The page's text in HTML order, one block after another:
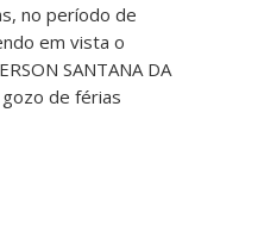
no período de
em vista o
SANTANA DA
gozo de férias